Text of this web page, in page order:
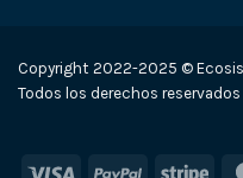
Copyright 2022-2025 ©
Todos los derechos reservados
Visa PayPal